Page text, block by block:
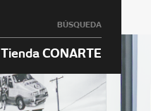
BÚSQUEDA
Tienda CONARTE